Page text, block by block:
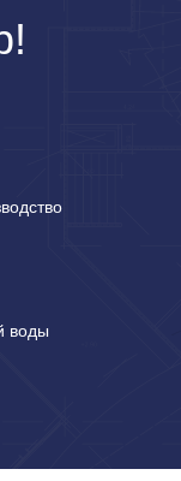
воды